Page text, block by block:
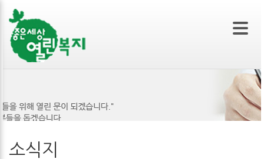
본문 바로가기
소식지